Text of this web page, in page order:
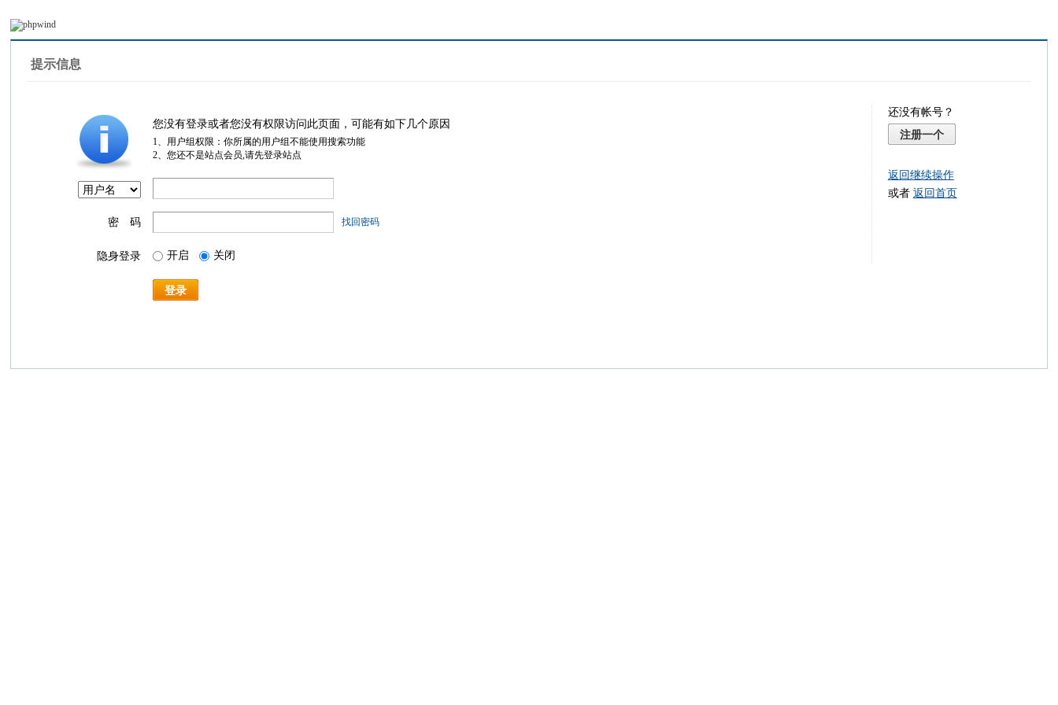
提示信息
您没有登录或者您没有权限访问此页面，可能有如下几个原因
1、用户组权限：你所属的用户组不能使用搜索功能
2、您还不是站点会员,请先登录站点
密 码 找回密码
隐身登录 开启 关闭
登录
还没有帐号？
注册一个
返回继续操作
或者 返回首页